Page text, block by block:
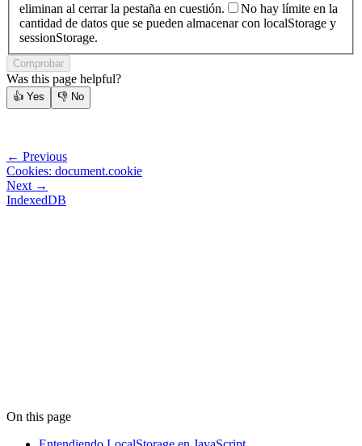
eliminan al cerrar la pestaña en cuestión.
No hay límite en la
cantidad de datos que se pueden almacenar con localStorage y
sessionStorage.
Comprobar
Was this page helpful?
👍 Yes 👎 No
← Previous
Cookies: document.cookie
Next →
IndexedDB
On this page